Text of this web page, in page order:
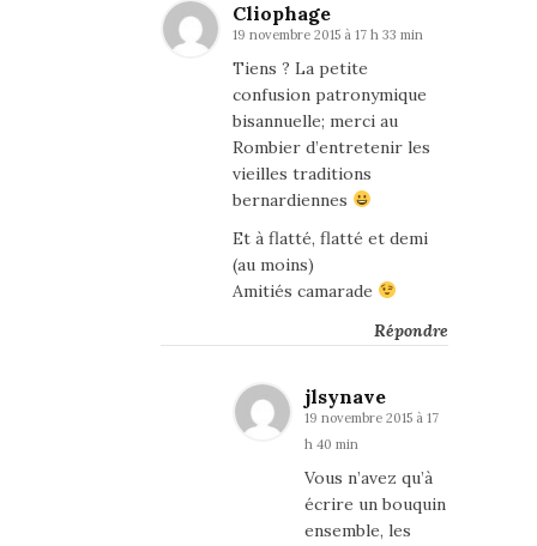
Cliophage
19 novembre 2015 à 17 h 33 min
Tiens ? La petite
confusion patronymique
bisannuelle; merci au
Rombier d’entretenir les
vieilles traditions
bernardiennes
Et à flatté, flatté et demi
(au moins)
Amitiés camarade
Répondre
jlsynave
19 novembre 2015 à 17
h 40 min
Vous n’avez qu’à
écrire un bouquin
ensemble, les